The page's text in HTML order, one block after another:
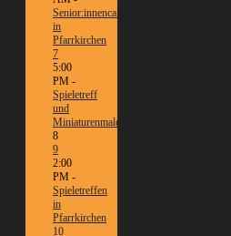
Senior:innencafé
in
Pfarrkirchen
7
5:00
PM -
Spieletreff
und
Miniaturenmalen/Tabletop
8
9
2:00
PM -
Spieletreffen
in
Pfarrkirchen
10